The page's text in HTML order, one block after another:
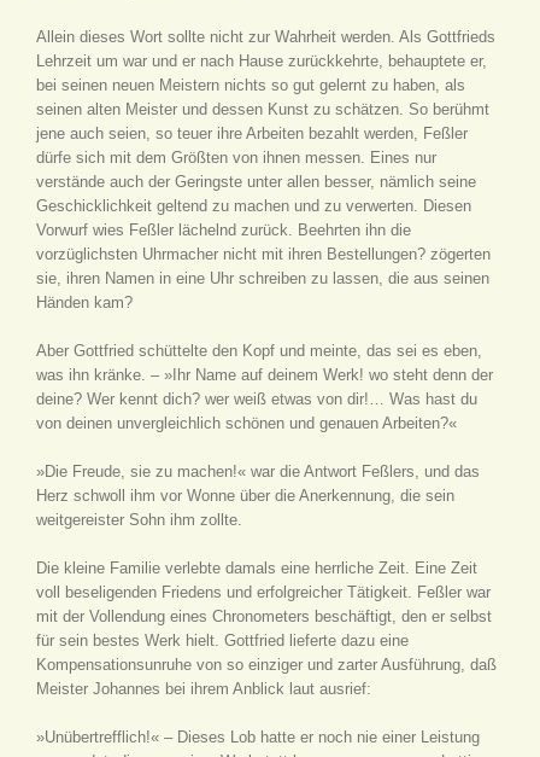
Allein dieses Wort sollte nicht zur Wahrheit werden. Als Gottfrieds
Lehrzeit um war und er nach Hause zurückkehrte, behauptete er,
bei seinen neuen Meistern nichts so gut gelernt zu haben, als
seinen alten Meister und dessen Kunst zu schätzen. So berühmt
jene auch seien, so teuer ihre Arbeiten bezahlt werden, Feßler
dürfe sich mit dem Größten von ihnen messen. Eines nur
verstände auch der Geringste unter allen besser, nämlich seine
Geschicklichkeit geltend zu machen und zu verwerten. Diesen
Vorwurf wies Feßler lächelnd zurück. Beehrten ihn die
vorzüglichsten Uhrmacher nicht mit ihren Bestellungen? zögerten
sie, ihren Namen in eine Uhr schreiben zu lassen, die aus seinen
Händen kam?
Aber Gottfried schüttelte den Kopf und meinte, das sei es eben,
was ihn kränke. – »Ihr Name auf deinem Werk! wo steht denn der
deine? Wer kennt dich? wer weiß etwas von dir!… Was hast du
von deinen unvergleichlich schönen und genauen Arbeiten?«
»Die Freude, sie zu machen!« war die Antwort Feßlers, und das
Herz schwoll ihm vor Wonne über die Anerkennung, die sein
weitgereister Sohn ihm zollte.
Die kleine Familie verlebte damals eine herrliche Zeit. Eine Zeit
voll beseligenden Friedens und erfolgreicher Tätigkeit. Feßler war
mit der Vollendung eines Chronometers beschäftigt, den er selbst
für sein bestes Werk hielt. Gottfried lieferte dazu eine
Kompensationsunruhe von so einziger und zarter Ausführung, daß
Meister Johannes bei ihrem Anblick laut ausrief:
»Unübertrefflich!« – Dieses Lob hatte er noch nie einer Leistung